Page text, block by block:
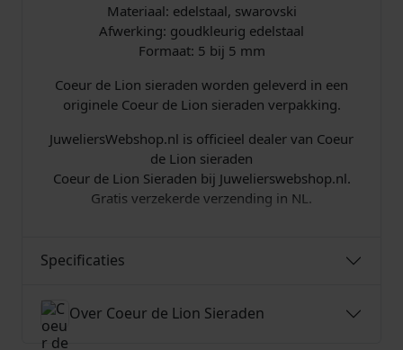
t
a
Materiaal: edelstaal, swarovski
Afwerking: goudkleurig edelstaal
Formaat: 5 bij 5 mm
Coeur de Lion sieraden worden geleverd in een
originele Coeur de Lion sieraden verpakking.
JuweliersWebshop.nl is officieel dealer van Coeur
de Lion sieraden
Coeur de Lion Sieraden bij Juwelierswebshop.nl.
Gratis verzekerde verzending in NL.
Specificaties
Over Coeur de Lion Sieraden